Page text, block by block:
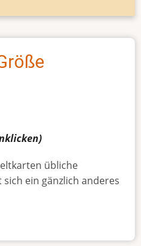
übliche
ein gänzlich anderes